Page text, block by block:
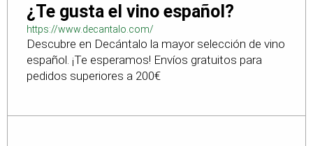
¿Te gusta el vino español?
https://www.decantalo.com/
Descubre en Decántalo la mayor selección de vino
español. ¡Te esperamos! Envíos gratuitos para
pedidos superiores a 200€